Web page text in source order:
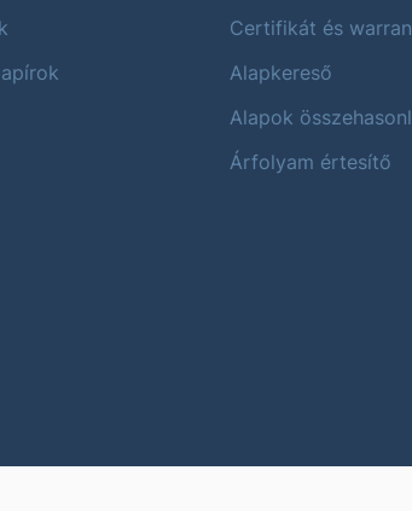
Certifikát és
Alapkereső
Alapok
Árfolyam értesítő